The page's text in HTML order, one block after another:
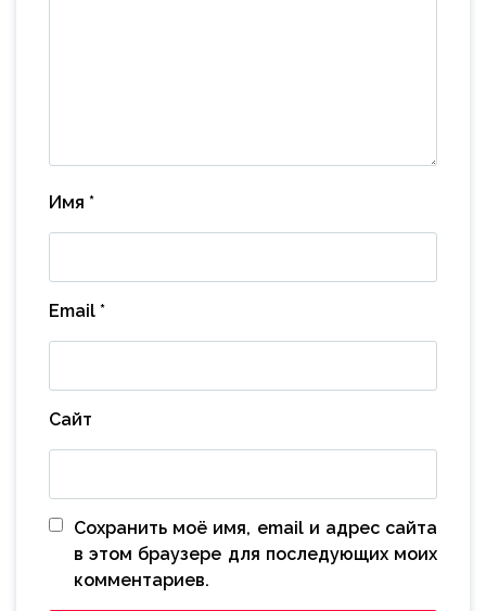
Имя *
Email *
Сайт
Сохранить моё имя, email и адрес сайта
в этом браузере для последующих моих
комментариев.